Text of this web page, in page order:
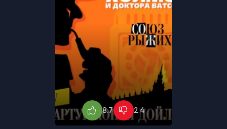
8.7 2.4